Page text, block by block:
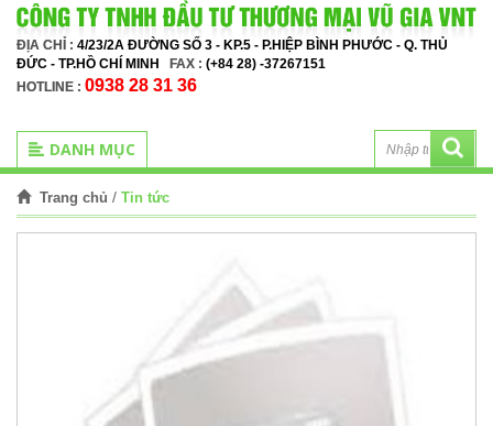
ĐỊA CHỈ : 4/23/2A ĐƯỜNG SỐ 3 - KP.5 - P.HIỆP BÌNH PHƯỚC - Q. THỦ
ĐỨC - TP.HỒ CHÍ MINH
FAX : (+84 28) -37267151
HOTLINE : 0938 28 31 36
DANH MỤC
Trang chủ / Tin tức